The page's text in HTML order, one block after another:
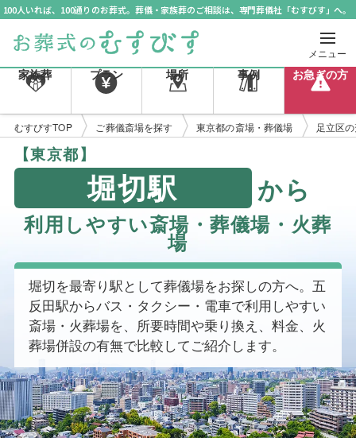
100人いれば、100通りのお葬式。葬儀・家族葬のご相談は、専門葬儀社「むすびす」へ。
メニュー
家族葬 プラン 場所 事例 お急ぎの方
むすびすTOP ご葬儀斎場を探す 東京都の斎場・葬儀場 足立区
【東京都】
堀切駅 から
利用しやすい斎場・葬儀場・火葬
場
堀切を最寄り駅として葬儀場をお探しの方へ。五
反田駅からバス・タクシー・電車で利用しやすい
斎場・火葬場を、所要時間や乗り換え、料金、火
葬場併設の有無で比較してご紹介します。